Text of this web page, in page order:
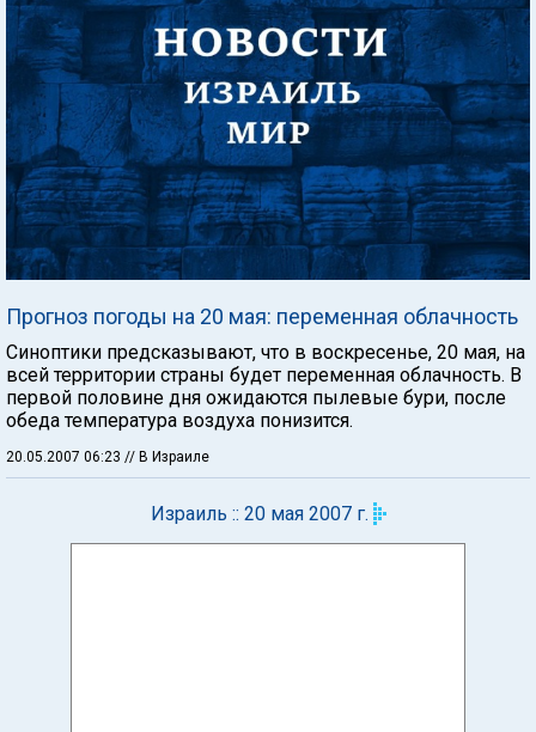
Прогноз погоды на 20 мая: переменная облачность
Синоптики предсказывают, что в воскресенье, 20 мая, на
всей территории страны будет переменная облачность. В
первой половине дня ожидаются пылевые бури, после
обеда температура воздуха понизится.
20.05.2007 06:23 // В Израиле
Израиль :: 20 мая 2007 г.